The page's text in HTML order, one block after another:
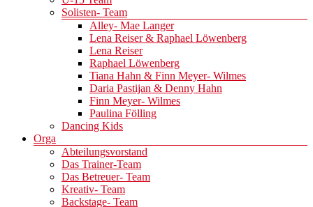
Solisten- Team
Alley- Mae Langer
Lena Reiser & Raphael Löwenberg
Lena Reiser
Raphael Löwenberg
Tiana Hahn & Finn Meyer- Wilmes
Daria Pastijan & Denny Hahn
Finn Meyer- Wilmes
Paulina Fölling
Dancing Kids
Orga
Abteilungsvorstand
Das Trainer-Team
Das Betreuer- Team
Kreativ- Team
Backstage- Team